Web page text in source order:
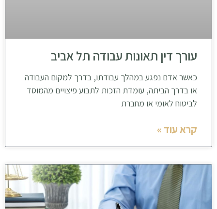
עורך דין תאונות עבודה תל אביב
כאשר אדם נפגע במהלך עבודתו, בדרך למקום העבודה
או בדרך הביתה, עומדת הזכות לתבוע פיצויים מהמוסד
לביטוח לאומי או מחברת
קרא עוד »